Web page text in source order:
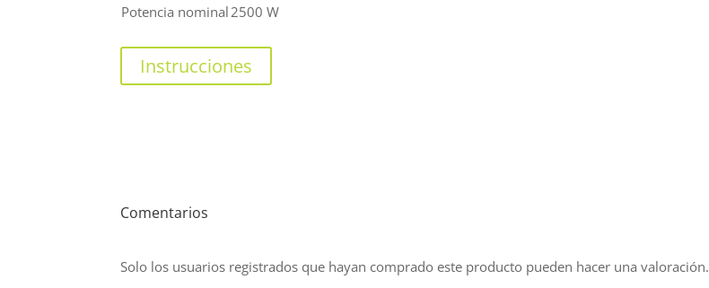
Potencia nominal2500 W
Instrucciones
Comentarios
Solo los usuarios registrados que hayan comprado este producto pueden hacer una valoración.